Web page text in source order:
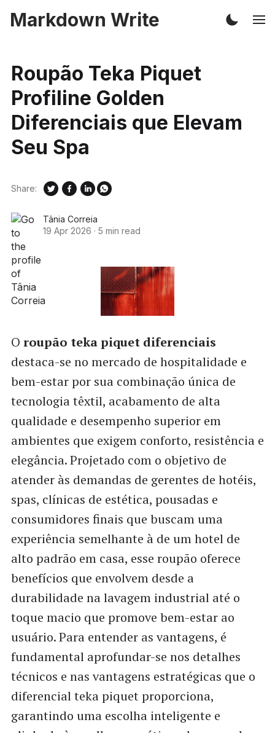
Markdown Write
Roupão Teka Piquet
Profiline Golden
Diferenciais que Elevam
Seu Spa
Tânia Correia
19 Apr 2026 · 5 min read
Share:
O roupão teka piquet diferenciais
destaca-se no mercado de hospitalidade e
bem-estar por sua combinação única de
tecnologia têxtil, acabamento de alta
qualidade e desempenho superior em
ambientes que exigem conforto, resistência e
elegância. Projetado com o objetivo de
atender às demandas de gerentes de hotéis,
spas, clínicas de estética, pousadas e
consumidores finais que buscam uma
experiência semelhante à de um hotel de
alto padrão em casa, esse roupão oferece
benefícios que envolvem desde a
durabilidade na lavagem industrial até o
toque macio que promove bem-estar ao
usuário. Para entender as vantagens, é
fundamental aprofundar-se nos detalhes
técnicos e nas vantagens estratégicas que o
diferencial teka piquet proporciona,
garantindo uma escolha inteligente e